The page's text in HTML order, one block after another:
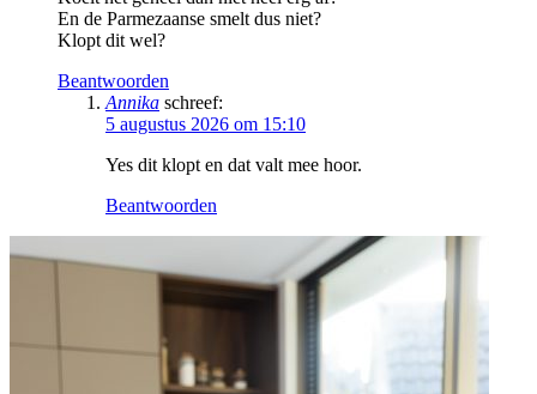
En de Parmezaanse smelt dus niet?
Klopt dit wel?
Beantwoorden
Annika schreef:
5 augustus 2026 om 15:10
Yes dit klopt en dat valt mee hoor.
Beantwoorden